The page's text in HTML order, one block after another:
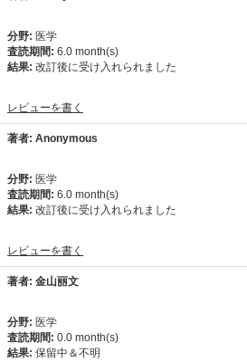
分野: 医学
査読期間: 6.0 month(s)
結果: 改訂後に受け入れられました
レビューを書く
著者: Anonymous
分野: 医学
査読期間: 6.0 month(s)
結果: 改訂後に受け入れられました
レビューを書く
著者: 金山丽文
分野: 医学
査読期間: 0.0 month(s)
結果: 保留中＆不明